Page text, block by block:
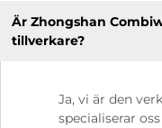
Är Zhongshan
tillverkare?
Ja, vi är den
specialiserar